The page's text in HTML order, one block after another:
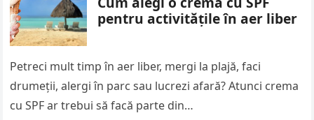
pentru activitățile în aer liber
Petreci mult timp în aer liber, mergi la plajă, faci
drumeții, alergi în parc sau lucrezi afară? Atunci crema
cu SPF ar trebui să facă parte din…